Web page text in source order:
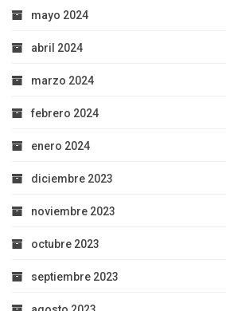
mayo 2024
abril 2024
marzo 2024
febrero 2024
enero 2024
diciembre 2023
noviembre 2023
octubre 2023
septiembre 2023